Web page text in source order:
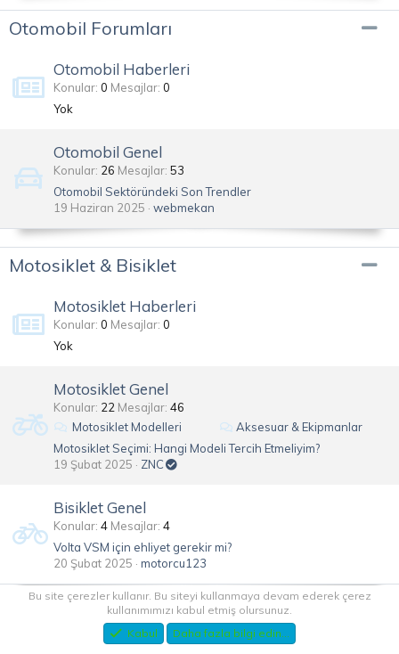
Otomobil Forumları
Otomobil Haberleri
Konular 0 Mesajlar 0
Yok
Otomobil Genel
Konular 26 Mesajlar 53
Otomobil Sektöründeki Son Trendler
19 Haziran 2025
webmekan
Motosiklet & Bisiklet
Motosiklet Haberleri
Konular 0 Mesajlar 0
Yok
Motosiklet Genel
Konular 22 Mesajlar 46
Motosiklet Modelleri
Aksesuar & Ekipmanlar
Motosiklet Seçimi: Hangi Modeli Tercih Etmeliyim?
19 Şubat 2025
ZNC
Bisiklet Genel
Konular 4 Mesajlar 4
Volta VSM için ehliyet gerekir mi?
20 Şubat 2025
motorcu123
Sağlık Forumları
Bu site çerezler kullanır. Bu siteyi kullanmaya devam ederek çerez
kullanımımızı kabul etmiş olursunuz.
Kabul
Daha fazla bilgi edin...